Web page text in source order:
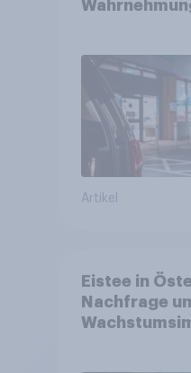
Artikel
Eistee in
Nachfrage